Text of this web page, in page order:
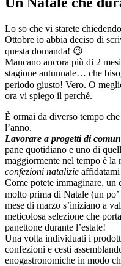
Lo so che vi starete
Ottobre io abbia deciso di
questa domanda! 😉
Mancano ancora più di 2
stagione autunnale… che
periodo giusto! Vero. O
ora vi spiego il perché.
È ormai da diverso tempo
l’anno.
Lavorare a progetti di
pane quotidiano e uno di
maggiormente nel tempo è la
confezioni natalizie affidatami
Come potete immaginare, un
molto prima di Natale (un
mese di marzo s’iniziano a
meticolosa selezione che
panettone durante l’estate!
Una volta individuati i
confezioni e cesti
enogastronomiche in modo